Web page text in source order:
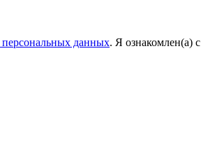
персональных данных. Я ознакомлен(а) с